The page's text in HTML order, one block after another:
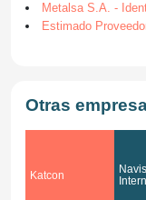
Metalsa S.A. -
Estimado
Otras
Katcon